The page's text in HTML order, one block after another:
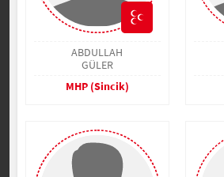
ABDULLAH
GÜLER
MHP (Sincik)